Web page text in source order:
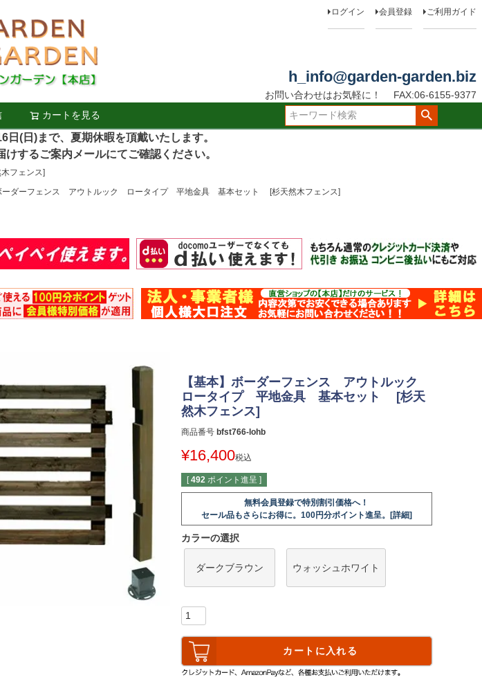
ログイン 会員登録 ご利用ガイド
h_info@garden-garden.biz
お問い合わせはお気軽に！
FAX:06-6155-9377
カートを見る
検索
日(日)まで、夏期休暇を頂戴いたします。
るご案内メールにてご確認ください。
フェンス]
ーダーフェンス アウトルック ロータイプ 平地金具 基本セット [杉天然木フェンス]
【基本】ボーダーフェンス アウトルック
ロータイプ 平地金具 基本セット [杉天
然木フェンス]
商品番号 bfst766-lohb
¥16,400税込
[ 492 ポイント進呈 ]
無料会員登録で特別割引価格へ！
セール品もさらにお得に。100円分ポイント進呈。[詳細]
カラーの選択
ダークブラウン ウォッシュホワイト
カートに入れる